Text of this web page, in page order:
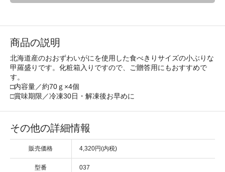
商品の説明
北海道産のおおずわいがにを使用した食べきりサイズの小ぶりな
甲羅盛りです。化粧箱入りですので、ご贈答用にもおすすめで
す。
□内容量／約70ｇ×4個
□賞味期限／冷凍30日・解凍後お早めに
その他の詳細情報
販売価格 4,320円(内税)
型番 037